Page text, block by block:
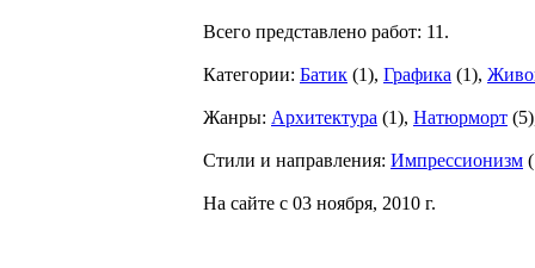
Всего представлено работ: 11 .
Категории: Батик (1), Графика (1),
Жанры: Архитектура (1), Натюрморт (5
Стили и направления: Импрессионизм (
На сайте с 03 ноября, 2010 г.